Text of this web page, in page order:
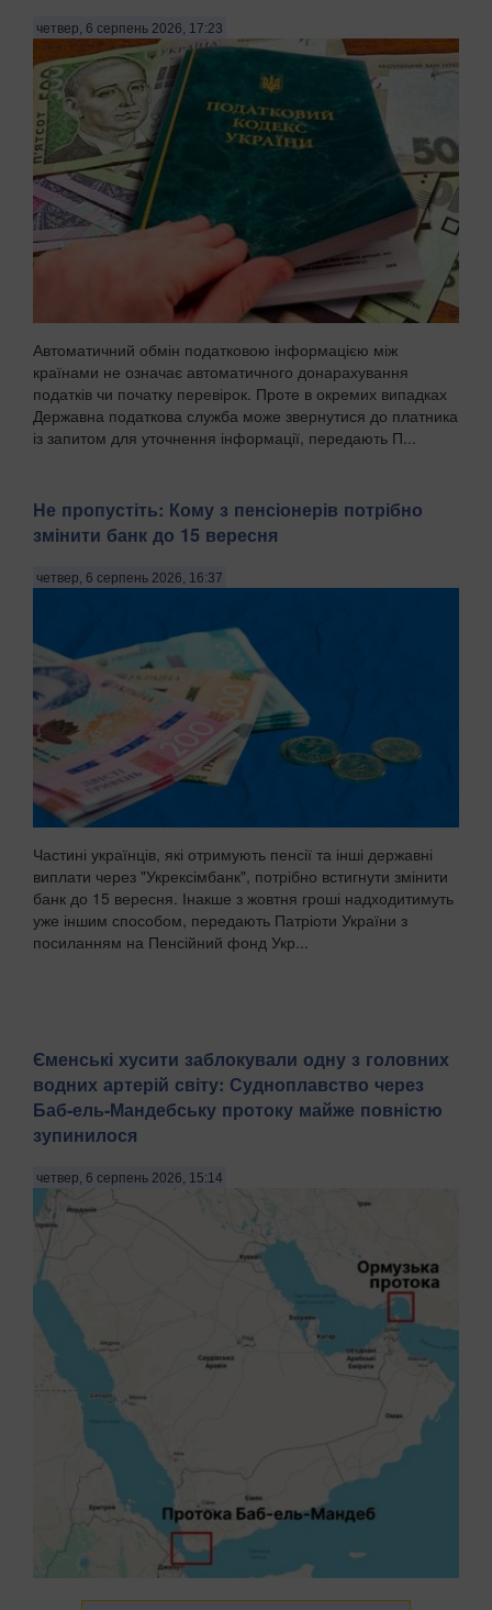
четвер, 6 серпень 2026, 17:23
Автоматичний обмін податковою інформацією між
країнами не означає автоматичного донарахування
податків чи початку перевірок. Проте в окремих випадках
Державна податкова служба може звернутися до платника
із запитом для уточнення інформації, передають П...
Не пропустіть: Кому з пенсіонерів потрібно
змінити банк до 15 вересня
четвер, 6 серпень 2026, 16:37
Частині українців, які отримують пенсії та інші державні
виплати через "Укрексімбанк", потрібно встигнути змінити
банк до 15 вересня. Інакше з жовтня гроші надходитимуть
уже іншим способом, передають Патріоти України з
посиланням на Пенсійний фонд Укр...
Єменські хусити заблокували одну з головних
водних артерій світу: Судноплавство через
Баб-ель-Мандебську протоку майже повністю
зупинилося
четвер, 6 серпень 2026, 15:14